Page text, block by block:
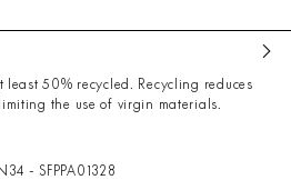
50% recycled. Recycling reduces
the use of virgin materials.
- SFPPA01328